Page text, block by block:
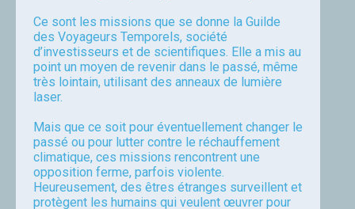
Ce sont les missions que se donne la Guilde
des Voyageurs Temporels, société
d’investisseurs et de scientifiques. Elle a mis au
point un moyen de revenir dans le passé, même
très lointain, utilisant des anneaux de lumière
laser.
Mais que ce soit pour éventuellement changer le
passé ou pour lutter contre le réchauffement
climatique, ces missions rencontrent une
opposition ferme, parfois violente.
Heureusement, des êtres étranges surveillent et
protègent les humains qui veulent œuvrer pour